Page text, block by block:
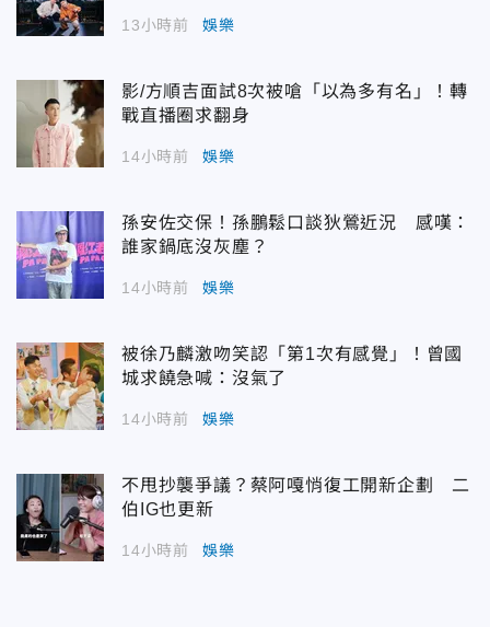
13小時前 娛樂
影/方順吉面試8次被嗆「以為多有名」！轉
戰直播圈求翻身
14小時前 娛樂
孫安佐交保！孫鵬鬆口談狄鶯近況 感嘆：
誰家鍋底沒灰塵？
14小時前 娛樂
被徐乃麟激吻笑認「第1次有感覺」！曾國
城求饒急喊：沒氣了
14小時前 娛樂
不甩抄襲爭議？蔡阿嘎悄復工開新企劃 二
伯IG也更新
14小時前 娛樂